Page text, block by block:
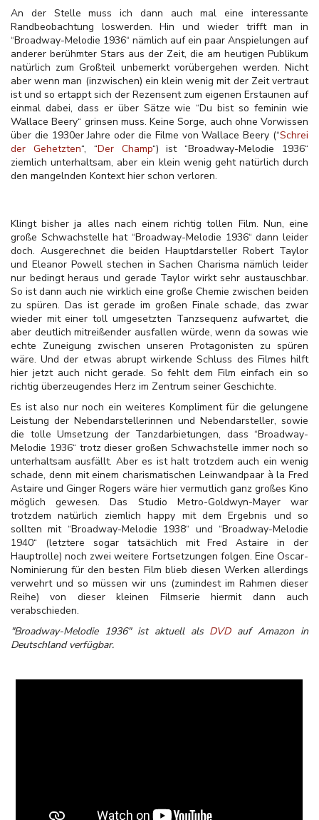
An der Stelle muss ich dann auch mal eine interessante
Randbeobachtung loswerden. Hin und wieder trifft man in
“Broadway-Melodie 1936“ nämlich auf ein paar Anspielungen auf
anderer berühmter Stars aus der Zeit, die am heutigen Publikum
natürlich zum Großteil unbemerkt vorübergehen werden. Nicht
aber wenn man (inzwischen) ein klein wenig mit der Zeit vertraut
ist und so ertappt sich der Rezensent zum eigenen Erstaunen auf
einmal dabei, dass er über Sätze wie “Du bist so feminin wie
Wallace Beery“ grinsen muss. Keine Sorge, auch ohne Vorwissen
über die 1930er Jahre oder die Filme von Wallace Beery (“Schrei
der Gehetzten“, “Der Champ“) ist “Broadway-Melodie 1936“
ziemlich unterhaltsam, aber ein klein wenig geht natürlich durch
den mangelnden Kontext hier schon verloren.
Klingt bisher ja alles nach einem richtig tollen Film. Nun, eine
große Schwachstelle hat “Broadway-Melodie 1936“ dann leider
doch. Ausgerechnet die beiden Hauptdarsteller Robert Taylor
und Eleanor Powell stechen in Sachen Charisma nämlich leider
nur bedingt heraus und gerade Taylor wirkt sehr austauschbar.
So ist dann auch nie wirklich eine große Chemie zwischen beiden
zu spüren. Das ist gerade im großen Finale schade, das zwar
wieder mit einer toll umgesetzten Tanzsequenz aufwartet, die
aber deutlich mitreißender ausfallen würde, wenn da sowas wie
echte Zuneigung zwischen unseren Protagonisten zu spüren
wäre. Und der etwas abrupt wirkende Schluss des Filmes hilft
hier jetzt auch nicht gerade. So fehlt dem Film einfach ein so
richtig überzeugendes Herz im Zentrum seiner Geschichte.
Es ist also nur noch ein weiteres Kompliment für die gelungene
Leistung der Nebendarstellerinnen und Nebendarsteller, sowie
die tolle Umsetzung der Tanzdarbietungen, dass “Broadway-
Melodie 1936“ trotz dieser großen Schwachstelle immer noch so
unterhaltsam ausfällt. Aber es ist halt trotzdem auch ein wenig
schade, denn mit einem charismatischen Leinwandpaar à la Fred
Astaire und Ginger Rogers wäre hier vermutlich ganz großes Kino
möglich gewesen. Das Studio Metro-Goldwyn-Mayer war
trotzdem natürlich ziemlich happy mit dem Ergebnis und so
sollten mit “Broadway-Melodie 1938“ und “Broadway-Melodie
1940“ (letztere sogar tatsächlich mit Fred Astaire in der
Hauptrolle) noch zwei weitere Fortsetzungen folgen. Eine Oscar-
Nominierung für den besten Film blieb diesen Werken allerdings
verwehrt und so müssen wir uns (zumindest im Rahmen dieser
Reihe) von dieser kleinen Filmserie hiermit dann auch
verabschieden.
"Broadway-Melodie 1936" ist aktuell als DVDauf Amazon in
Deutschland verfügbar.